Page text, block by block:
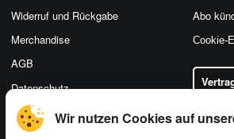
Wir nutzen Cookies auf
Widerruf und Rückgabe
Merchandise
AGB
Datenschutz
Abo
Cookie-